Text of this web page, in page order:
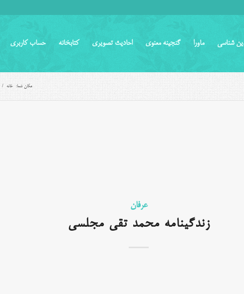
شناسی ماورا گنجینه معنوی احادیث تصویری کتابخانه حساب کاربری
مکان شما: خانه /
عرفان
زندگینامه محمد تقی مجلسی